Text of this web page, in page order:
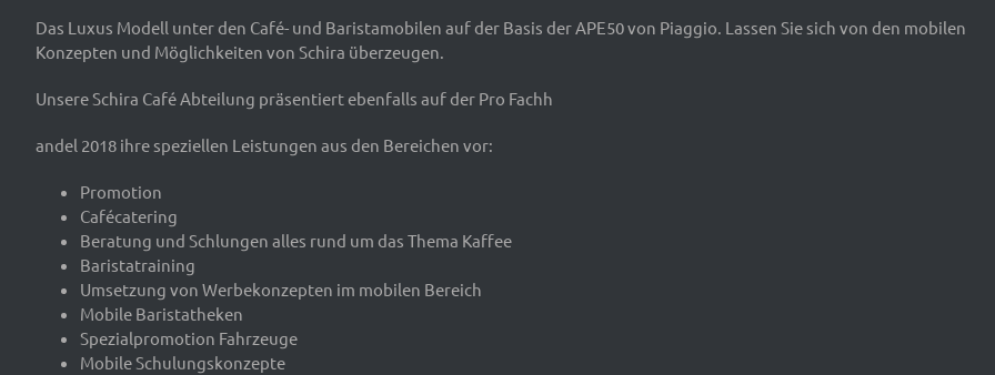
Das Luxus Modell unter den Café- und Baristamobilen auf der Basis der APE50 von Piaggio. Lassen Sie sich von den mobilen
Konzepten und Möglichkeiten von Schira überzeugen.
Unsere Schira Café Abteilung präsentiert ebenfalls auf der Pro Fachh
andel 2018 ihre speziellen Leistungen aus den Bereichen vor:
Promotion
Cafécatering
Beratung und Schlungen alles rund um das Thema Kaffee
Baristatraining
Umsetzung von Werbekonzepten im mobilen Bereich
Mobile Baristatheken
Spezialpromotion Fahrzeuge
Mobile Schulungskonzepte